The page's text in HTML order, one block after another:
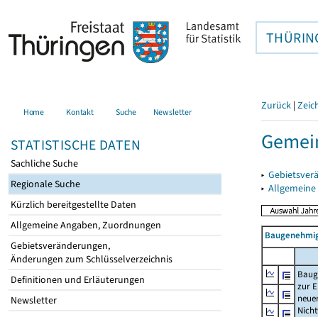
Home Kontakt Suche Newsletter
STATISTISCHE DATEN
Sachliche Suche
Regionale Suche
Kürzlich bereitgestellte Daten
Allgemeine Angaben, Zuordnungen
Gebietsveränderungen,
Änderungen zum Schlüsselverzeichnis
Definitionen und Erläuterungen
Newsletter
Zurück |
▸
▸
zur